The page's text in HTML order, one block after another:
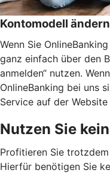
Kontomodell ändern
Wenn Sie
ganz einfach über den
anmelden“ nutzen.
OnlineBanking bei uns
Service auf der
Nutzen Sie
Profitieren Sie
Hierfür benötigen Sie